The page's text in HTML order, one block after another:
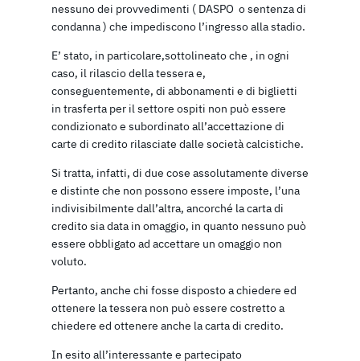
nessuno dei provvedimenti ( DASPO o sentenza di
condanna ) che impediscono l’ingresso alla stadio.
E’ stato, in particolare,sottolineato che , in ogni
caso, il rilascio della tessera e,
conseguentemente, di abbonamenti e di biglietti
in trasferta per il settore ospiti non può essere
condizionato e subordinato all’accettazione di
carte di credito rilasciate dalle società calcistiche.
Si tratta, infatti, di due cose assolutamente diverse
e distinte che non possono essere imposte, l’una
indivisibilmente dall’altra, ancorché la carta di
credito sia data in omaggio, in quanto nessuno può
essere obbligato ad accettare un omaggio non
voluto.
Pertanto, anche chi fosse disposto a chiedere ed
ottenere la tessera non può essere costretto a
chiedere ed ottenere anche la carta di credito.
In esito all’interessante e partecipato